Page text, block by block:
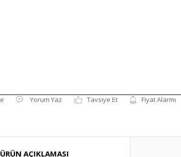
Yorum Yaz Tavsiye Et Fiyat Alarmı
ÜRÜN AÇIKLAMASI